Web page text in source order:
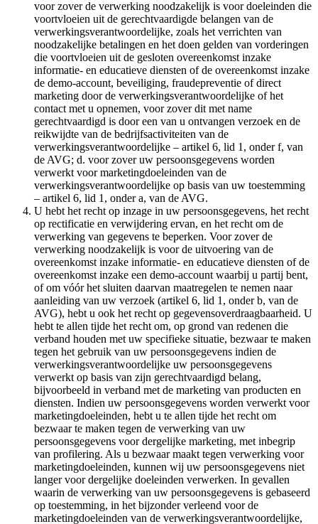
voor zover de verwerking noodzakelijk is voor doeleinden die
voortvloeien uit de gerechtvaardigde belangen van de
verwerkingsverantwoordelijke, zoals het verrichten van
noodzakelijke betalingen en het doen gelden van vorderingen
die voortvloeien uit de gesloten overeenkomst inzake
informatie- en educatieve diensten of de overeenkomst inzake
de demo-account, beveiliging, fraudepreventie of direct
marketing door de verwerkingsverantwoordelijke of het
contact met u opnemen, voor zover dit met name
gerechtvaardigd is door een van u ontvangen verzoek en de
reikwijdte van de bedrijfsactiviteiten van de
verwerkingsverantwoordelijke – artikel 6, lid 1, onder f, van
de AVG; d. voor zover uw persoonsgegevens worden
verwerkt voor marketingdoeleinden van de
verwerkingsverantwoordelijke op basis van uw toestemming
– artikel 6, lid 1, onder a, van de AVG.
U hebt het recht op inzage in uw persoonsgegevens, het recht
op rectificatie en verwijdering ervan, en het recht om de
verwerking van gegevens te beperken. Voor zover de
verwerking noodzakelijk is voor de uitvoering van de
overeenkomst inzake informatie- en educatieve diensten of de
overeenkomst inzake een demo-account waarbij u partij bent,
of om vóór het sluiten daarvan maatregelen te nemen naar
aanleiding van uw verzoek (artikel 6, lid 1, onder b, van de
AVG), hebt u ook het recht op gegevensoverdraagbaarheid. U
hebt te allen tijde het recht om, op grond van redenen die
verband houden met uw specifieke situatie, bezwaar te maken
tegen het gebruik van uw persoonsgegevens indien de
verwerkingsverantwoordelijke uw persoonsgegevens
verwerkt op basis van zijn gerechtvaardigd belang,
bijvoorbeeld in verband met de marketing van producten en
diensten. Indien uw persoonsgegevens worden verwerkt voor
marketingdoeleinden, hebt u te allen tijde het recht om
bezwaar te maken tegen de verwerking van uw
persoonsgegevens voor dergelijke marketing, met inbegrip
van profilering. Als u bezwaar maakt tegen verwerking voor
marketingdoeleinden, kunnen wij uw persoonsgegevens niet
langer voor dergelijke doeleinden verwerken. In gevallen
waarin de verwerking van uw persoonsgegevens is gebaseerd
op toestemming, in het bijzonder verleend voor de
marketingdoeleinden van de verwerkingsverantwoordelijke,